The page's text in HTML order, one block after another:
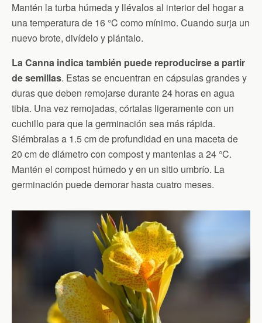
Mantén la turba húmeda y llévalos al interior del hogar a
una temperatura de 16 °C como mínimo. Cuando surja un
nuevo brote, divídelo y plántalo.
La Canna indica también puede reproducirse a partir
de semillas. Estas se encuentran en cápsulas grandes y
duras que deben remojarse durante 24 horas en agua
tibia. Una vez remojadas, córtalas ligeramente con un
cuchillo para que la germinación sea más rápida.
Siémbralas a 1.5 cm de profundidad en una maceta de
20 cm de diámetro con compost y mantenlas a 24 °C.
Mantén el compost húmedo y en un sitio umbrío. La
germinación puede demorar hasta cuatro meses.